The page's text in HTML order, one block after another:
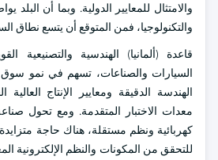
والامتثال للمعايير الدولية. وبما أن البلد
والتكنولوجيا، فمن المتوقع أن يتسع نطاق
قاعدة (ألمانيا) الهندسية
السيارات والصناعات، تسهم في نمو سوق
الهندسة الدقيقة ومعايير الإنتاج
معدات الاختبار المتقدمة. ومع تحول
كهربائية ونظم مستقلة، هناك حاجة
للتحقق من المكونات والنظم الإلكترونية